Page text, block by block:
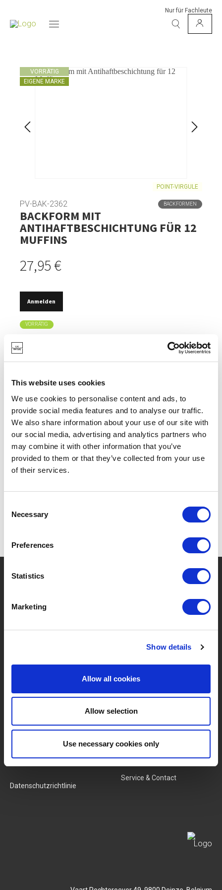
This website uses cookies
We use cookies to personalise content and ads, to
provide social media features and to analyse our traffic.
We also share information about your use of our site with
our social media, advertising and analytics partners who
may combine it with other information that you’ve
provided to them or that they’ve collected from your use
of their services.
Selection
Necessary
Preferences
Statistics
Marketing
Show details
Allow all cookies
Allow selection
Use necessary cookies only
Nur für Fachleute
VORRÄTIG
EIGENE MARKE
POINT-VIRGULE
PV-BAK-2362 BACKFORMEN
BACKFORM MIT
ANTIHAFTBESCHICHTUNG FÜR 12
MUFFINS
27,95 €
Anmelden
VORRÄTIG
FREI VON BPA, PFOA, PFAS, PTFE UND PHTHALATEN.
HERGESTELLT AUS MASSIVEM
5 JAHRE GARANTIE.
SPEZIFIKATIONEN
? Brauchen Sie Hilfe?
Neue Produkte
Über Uns
Stellenangebote
SERVICES
Datenschutzrichtlinie
MY LIVWISE-PRO LOGIN
Service & Contact